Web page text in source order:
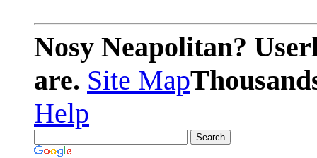
Nosy Neapolitan?
are. Site Map
Help